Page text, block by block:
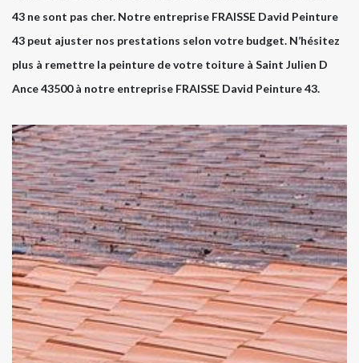
43 ne sont pas cher. Notre entreprise FRAISSE David Peinture
43 peut ajuster nos prestations selon votre budget. N’hésitez
plus à remettre la peinture de votre toiture à Saint Julien D
Ance 43500 à notre entreprise FRAISSE David Peinture 43.